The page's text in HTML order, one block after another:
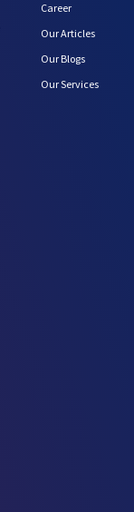
Career
Our Articles
Our Blogs
Our Services